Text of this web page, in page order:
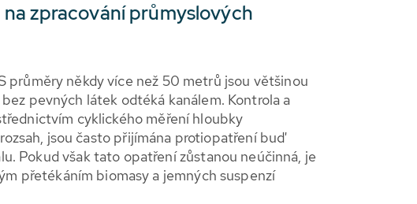
zpracování průmyslových
průměry někdy více než 50 metrů jsou většinou
pevných látek odtéká kanálem. Kontrola a
cyklického měření hloubky
jsou často přijímána protiopatření buď
Pokud však tato opatření zůstanou neúčinná, je
přetékáním biomasy a jemných suspenzí